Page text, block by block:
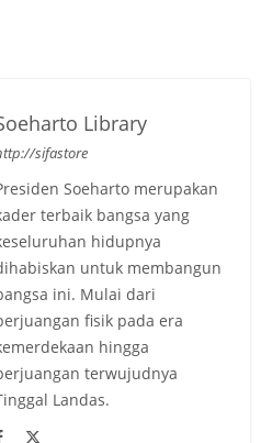
Library
sifastore
Soeharto merupakan
terbaik bangsa yang
hidupnya
untuk membangun
ini. Mulai dari
fisik pada era
hingga
terwujudnya
Landas.